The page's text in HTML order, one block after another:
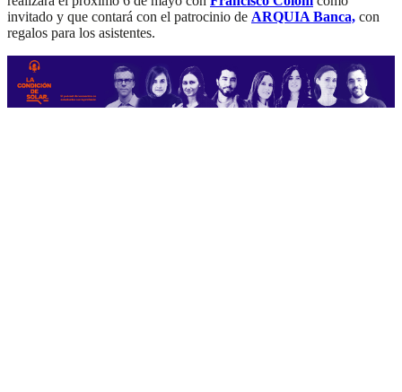
invitado y que contará con el patrocinio de ARQUIA Banca, con
regalos para los asistentes.